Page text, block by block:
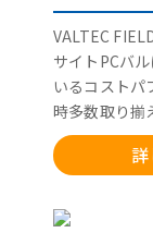
VALTEC
サイトPCバ
いるコストパ
時多数取り揃